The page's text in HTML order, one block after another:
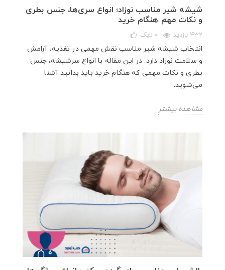
شیشه شیر مناسب نوزاد؛ انواع سری‌ها، جنس بطری
و نکات مهم هنگام خرید
432 بازدید 0 لایک
انتخاب شیشه شیر مناسب نقش مهمی در تغذیه، آرامش
و سلامت نوزاد دارد. در این مقاله با انواع سرشیشه، جنس
بطری و نکات مهمی که هنگام خرید باید بدانید آشنا
می‌شوید.
مشاهده بیشتر